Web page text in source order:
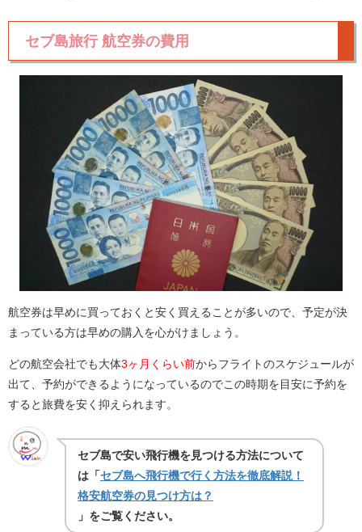
セブ島旅行 航空券の費用
航空券は早めに買っておくと安く買えることが多いので、予定が決
まっている方は早めの購入を心がけましょう。
どの航空会社でも大体3ヶ月くらい前からフライトのスケジュールが
出て、予約ができるようになっているのでこの時期を目安に予約を
すると旅費を安く抑えられます。
セブ島で安い飛行機を見つける方法について
は「 セブ島へ飛行機で行く方法を徹底解説！
格安航空券の見つけ方は？
」をご覧ください。